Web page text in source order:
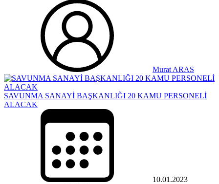
Murat ARAS
SAVUNMA SANAYİ BAŞKANLIĞI 20 KAMU PERSONELİ
ALACAK
10.01.2023